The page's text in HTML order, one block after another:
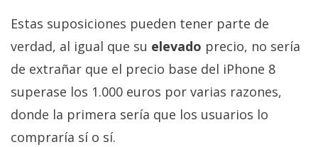
opciones
de
privacidad
/
Aviso
Legal
Estas suposiciones pueden tener parte de
verdad, al igual que su elevado precio, no sería
de extrañar que el precio base del iPhone 8
superase los 1.000 euros por varias razones,
donde la primera sería que los usuarios lo
compraría sí o sí.